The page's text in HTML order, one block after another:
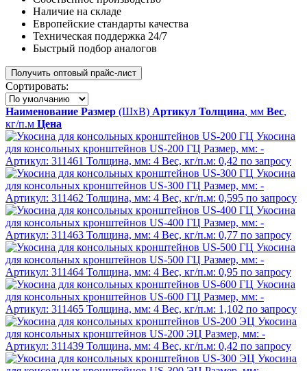
Наличие на складе
Европейские стандарты качества
Техническая поддержка 24/7
Быстрый подбор аналогов
Получить оптовый прайс-лист
Сортировать:
Наименование Размер (ШхВ) Артикул Толщина, мм Вес,
кг/п.м Цена
Укосина
для консольных кронштейнов US-200 ГЦ Размер, мм: -
Артикул: 311461 Толщина, мм: 4 Вес, кг/п.м: 0,42 по запросу
Укосина
для консольных кронштейнов US-300 ГЦ Размер, мм: -
Артикул: 311462 Толщина, мм: 4 Вес, кг/п.м: 0,595 по запросу
Укосина
для консольных кронштейнов US-400 ГЦ Размер, мм: -
Артикул: 311463 Толщина, мм: 4 Вес, кг/п.м: 0,77 по запросу
Укосина
для консольных кронштейнов US-500 ГЦ Размер, мм: -
Артикул: 311464 Толщина, мм: 4 Вес, кг/п.м: 0,95 по запросу
Укосина
для консольных кронштейнов US-600 ГЦ Размер, мм: -
Артикул: 311465 Толщина, мм: 4 Вес, кг/п.м: 1,102 по запросу
Укосина
для консольных кронштейнов US-200 ЭЦ Размер, мм: -
Артикул: 311439 Толщина, мм: 4 Вес, кг/п.м: 0,42 по запросу
Укосина